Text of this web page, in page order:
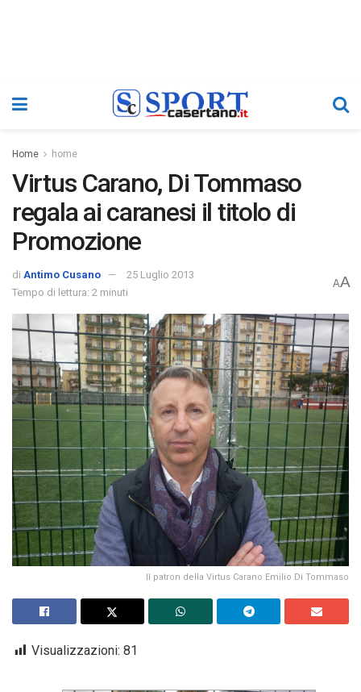
Home home
Virtus Carano, Di Tommaso
regala ai caranesi il titolo di
Promozione
di Antimo Cusano
25 Luglio 2013
Tempo di lettura: 2 minuti
AA
Il patron della Virtus Carano Emilio Di Tommaso
Visualizzazioni: 81